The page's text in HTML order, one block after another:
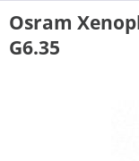
Osram
G6.35